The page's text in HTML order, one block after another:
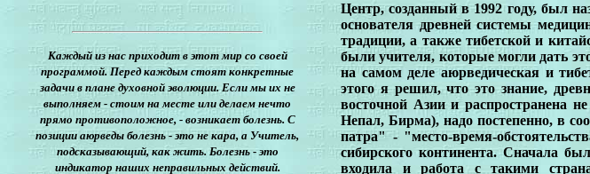
Каждый из нас приходит в этот мир со своей
программой. Перед каждым стоят конкретные
задачи в плане духовной эволюции. Если мы их не
выполняем - стоим на месте или делаем нечто
прямо противоположное, - возникает болезнь. С
позиции аюрведы болезнь - это не кара, а Учитель,
подсказывающий, как жить. Болезнь - это
индикатор наших неправильных действий.
Центр, созданный в 1992 году, был
основателя древней системы
традиции, а также тибетской и
были учителя, которые могли дать
на самом деле аюрведическая и
этого я решил, что это знание,
восточной Азии и распространена
Непал, Бирма), надо постепенно, в
патра" - "место-время-
сибирского континента. Сначала
входила и работа с такими